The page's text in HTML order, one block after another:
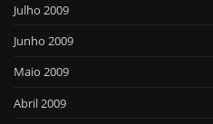
Julho 2009
Junho 2009
Maio 2009
Abril 2009